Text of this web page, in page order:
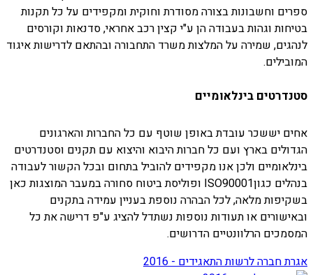
ספרים וחשבונות בצורה מסודרת וחוקית ומקפידים על כל תקנות
בטיחות וגהות בעבודה הן ע"י קצין רכב אחראי, סדנאות וקורסים
לנהגים, שמירה על המלצות משרד התחבורה ובהתאם לדרישות איגוד
המובילים.
סטנדרטים בינלאומיים
אחים יששכר עובדת באופן שוטף עם כל החברות והארגונים
הגדולים בארץ ועם כל חברות היבוא והיצוא עם תקנים וסטנדרטים
בינלאומיים ולכן אנו מקפידים להוביל בתחום ובכל הקשור לעבודה
בנהלים כגוןISO90001 ופוליסת ביטוח סחורה במעבר המוצגות כאן
בשקיפות מלאה, לכל הבהרה נוספת בעניין עמידה בתקנים
ובאישורים או תעודות נוספות נשתדל להציג ע"פ דרישה את כל
המסמכים הרלוונטיים הדרושים.
אגרת חברה לרשות התאגידים - 2016